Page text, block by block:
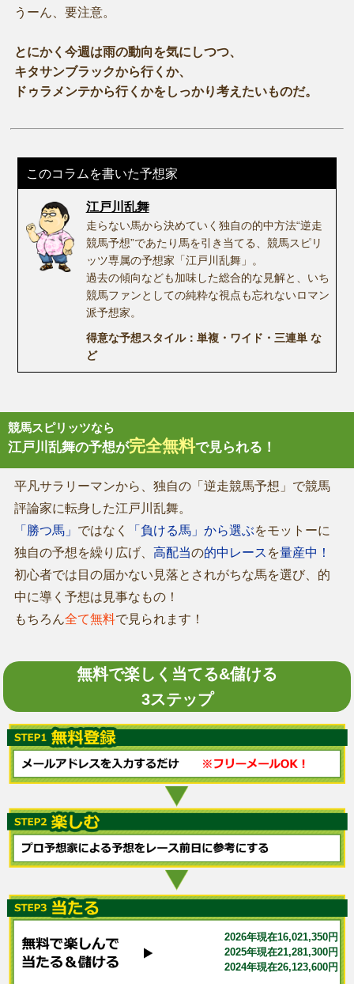
うーん、要注意。
とにかく今週は雨の動向を気にしつつ、
キタサンブラックから行くか、
ドゥラメンテから行くかをしっかり考えたいものだ。
このコラムを書いた予想家
江戸川乱舞
走らない馬から決めていく独自の的中方法“逆走
競馬予想”であたり馬を引き当てる、競馬スピリ
ッツ専属の予想家「江戸川乱舞」。
過去の傾向なども加味した総合的な見解と、いち
競馬ファンとしての純粋な視点も忘れないロマン
派予想家。
得意な予想スタイル：単複・ワイド・三連単 な
ど
競馬スピリッツなら
江戸川乱舞の予想が完全無料で見られる！
平凡サラリーマンから、独自の「逆走競馬予想」で競馬
評論家に転身した江戸川乱舞。
「勝つ馬」 ではなく 「負ける馬」から選ぶをモットーに
独自の予想を繰り広げ、 高配当の的中レース を量産中！
初心者では目の届かない見落とされがちな馬を選び、的
中に導く予想は見事なもの！
もちろん全て無料で見られます！
無料で楽しく当てる&儲ける
3ステップ
2026年現在16,021,350円
2025年現在21,281,300円
2024年現在26,123,600円